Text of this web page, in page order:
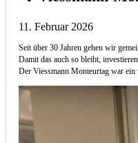
11. Februar 2026
Seit über 30 Jahren gehen wir
Damit das auch so bleibt,
Der Viessmann Monteurtag war